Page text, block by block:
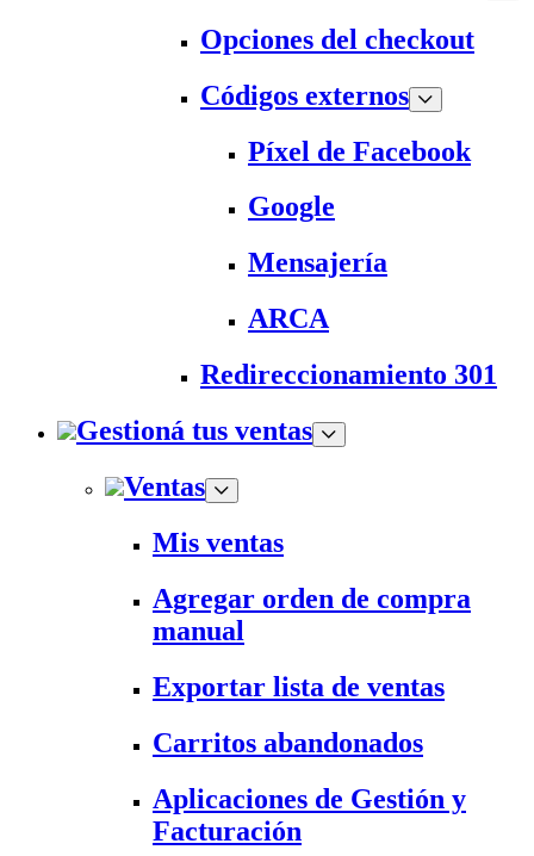
Opciones del checkout
Códigos externos
Píxel de Facebook
Google
Mensajería
ARCA
Redireccionamiento 301
Gestioná tus ventas
Ventas
Mis ventas
Agregar orden de compra
manual
Exportar lista de ventas
Carritos abandonados
Aplicaciones de Gestión y
Facturación